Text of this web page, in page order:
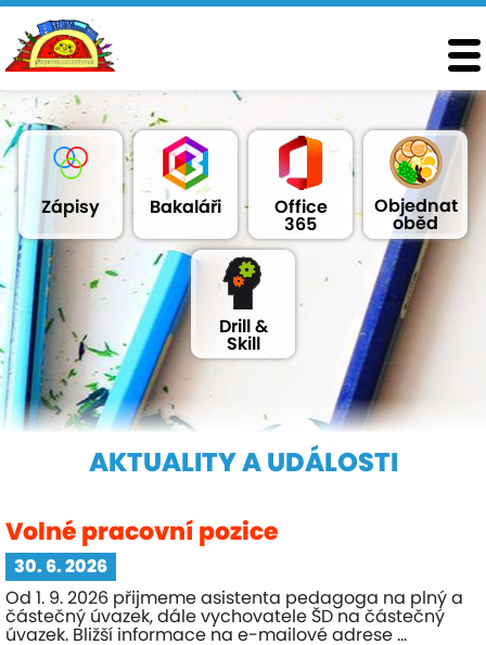
Zápisy Bakaláři
Office
365
Objednat
oběd
Drill &
Skill
AKTUALITY A UDÁLOSTI
Volné pracovní pozice
30. 6. 2026
Od 1. 9. 2026 přijmeme asistenta pedagoga na plný a
částečný úvazek, dále vychovatele ŠD na částečný
úvazek. Bližší informace na e-mailové adrese ...